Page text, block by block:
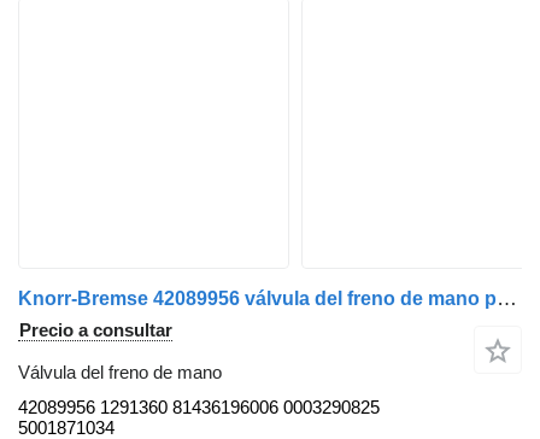
Knorr-Bremse 42089956 válvula del freno de mano para IVECO camión
Precio a consultar
Válvula del freno de mano
42089956 1291360 81436196006 0003290825
5001871034